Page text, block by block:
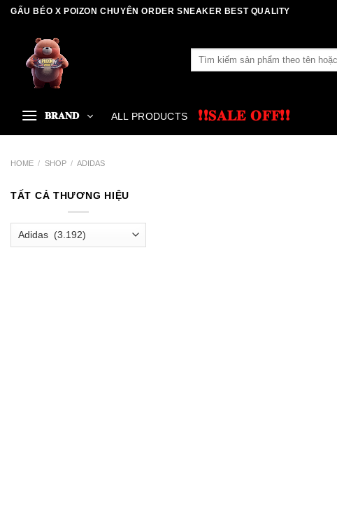
Skip
content
GẤU BÉO X POIZON CHUYÊN ORDER SNEAKER BEST QUALITY
Search
𝐁𝐑𝐀𝐍𝐃 ALL PRODUCTS ❗❗𝐒𝐀𝐋𝐄 𝐎𝐅𝐅❗❗
HOME / SHOP / ADIDAS
TẤT CẢ THƯƠNG HIỆU